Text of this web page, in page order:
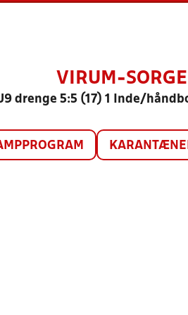
VIRUM-
drenge 5:5 (17) 1 Inde/